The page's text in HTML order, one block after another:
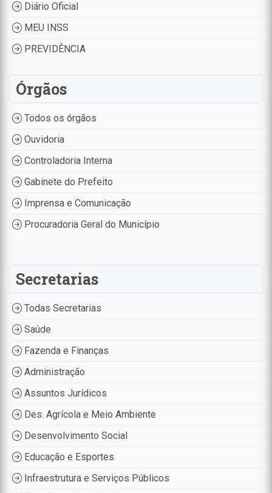
Diário Oficial
MEU INSS
PREVIDÊNCIA
Órgãos
Todos os órgãos
Ouvidoria
Controladoria Interna
Gabinete do Prefeito
Imprensa e Comunicação
Procuradoria Geral do Município
Secretarias
Todas Secretarias
Saúde
Fazenda e Finanças
Administração
Assuntos Jurídicos
Des. Agrícola e Meio Ambiente
Desenvolvimento Social
Educação e Esportes
Infraestrutura e Serviços Públicos